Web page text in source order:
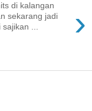
›
di kalangan
sekarang jadi
sajikan ...